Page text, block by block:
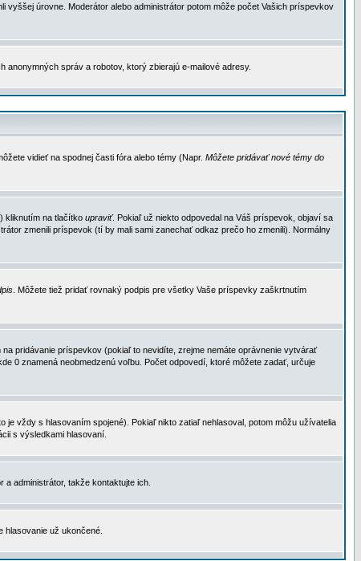
úrovne. Moderátor alebo administrátor potom môže počet Vašich príspevkov
správ a robotov, ktorý zbierajú e-mailové adresy.
vidieť na spodnej časti fóra alebo témy (Napr. Môžete pridávať nové témy do
kliknutím na tlačítko upraviť. Pokiaľ už niekto odpovedal na Váš príspevok, objaví sa
zmenili príspevok (tí by mali sami zanechať odkaz prečo ho zmenili). Normálny
. Môžete tiež pridať rovnaký podpis pre všetky Vaše príspevky zaškrtnutím
na pridávanie príspevkov (pokiaľ to nevidíte, zrejme nemáte oprávnenie vytvárať
0 znamená neobmedzenú voľbu. Počet odpovedí, ktoré môžete zadať, určuje
vždy s hlasovaním spojené). Pokiaľ nikto zatiaľ nehlasoval, potom môžu užívatelia
s výsledkami hlasovaní.
administrátor, takže kontaktujte ich.
už ukončené.